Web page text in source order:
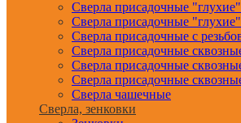
Сверла присадочные
Сверла присадочные
Сверла присадочные с
Сверла присадочные
Сверла присадочные
Сверла присадочные
Сверла чашечные
Сверла, зенковки